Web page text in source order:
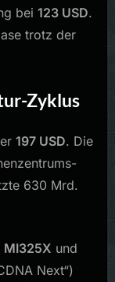
bei 123 USD.
trotz der
Zyklus
197 USD. Die
630 Mrd.
MI325X und
Next“)